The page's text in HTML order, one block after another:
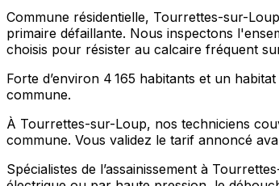
Commune résidentielle, Tourrettes-sur-
primaire défaillante. Nous inspectons
choisis pour résister au calcaire fréquent
Forte d’environ 4 165 habitants et un
commune.
À Tourrettes-sur-Loup, nos techniciens
commune. Vous validez le tarif annoncé
Spécialistes de l’assainissement à